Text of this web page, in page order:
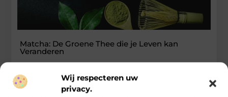
Wij respecteren uw
privacy.
Matcha: De Groene Thee die je Leven kan
Veranderen
matcha de laatste jaren steeds populairder geworden. Wat
maakt deze